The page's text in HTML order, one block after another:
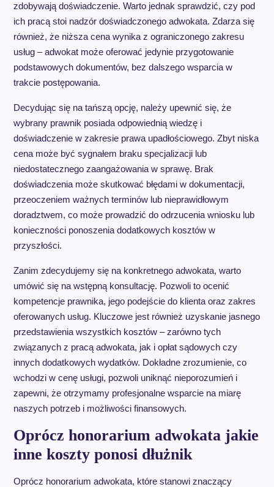
zdobywają doświadczenie. Warto jednak sprawdzić, czy pod
ich pracą stoi nadzór doświadczonego adwokata. Zdarza się
również, że niższa cena wynika z ograniczonego zakresu
usług – adwokat może oferować jedynie przygotowanie
podstawowych dokumentów, bez dalszego wsparcia w
trakcie postępowania.
Decydując się na tańszą opcję, należy upewnić się, że
wybrany prawnik posiada odpowiednią wiedzę i
doświadczenie w zakresie prawa upadłościowego. Zbyt niska
cena może być sygnałem braku specjalizacji lub
niedostatecznego zaangażowania w sprawę. Brak
doświadczenia może skutkować błędami w dokumentacji,
przeoczeniem ważnych terminów lub nieprawidłowym
doradztwem, co może prowadzić do odrzucenia wniosku lub
konieczności ponoszenia dodatkowych kosztów w
przyszłości.
Zanim zdecydujemy się na konkretnego adwokata, warto
umówić się na wstępną konsultację. Pozwoli to ocenić
kompetencje prawnika, jego podejście do klienta oraz zakres
oferowanych usług. Kluczowe jest również uzyskanie jasnego
przedstawienia wszystkich kosztów – zarówno tych
związanych z pracą adwokata, jak i opłat sądowych czy
innych dodatkowych wydatków. Dokładne zrozumienie, co
wchodzi w cenę usługi, pozwoli uniknąć nieporozumień i
zapewni, że otrzymamy profesjonalne wsparcie na miarę
naszych potrzeb i możliwości finansowych.
Oprócz honorarium adwokata jakie
inne koszty ponosi dłużnik
Oprócz honorarium adwokata, które stanowi znaczący